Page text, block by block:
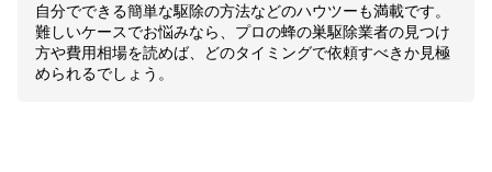
自分でできる簡単な駆除の方法などのハウツーも満載です。
難しいケースでお悩みなら、プロの蜂の巣駆除業者の見つけ
方や費用相場を読めば、どのタイミングで依頼すべきか見極
められるでしょう。